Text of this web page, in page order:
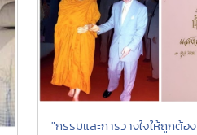
"กรรมและการวางใจให้ถูกต้อง